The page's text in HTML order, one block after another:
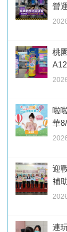
營
桃
啦
華
迎
補
連